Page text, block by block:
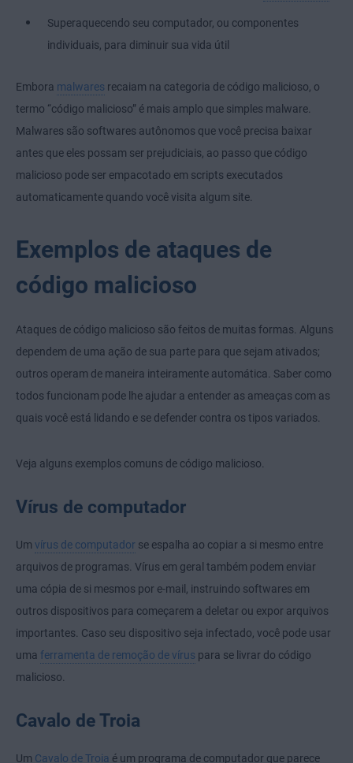
Superaquecendo seu computador, ou componentes
individuais, para diminuir sua vida útil
Embora malwares recaiam na categoria de código malicioso, o
termo “código malicioso” é mais amplo que simples malware.
Malwares são softwares autônomos que você precisa baixar
antes que eles possam ser prejudiciais, ao passo que código
malicioso pode ser empacotado em scripts executados
automaticamente quando você visita algum site.
Exemplos de ataques de
código malicioso
Ataques de código malicioso são feitos de muitas formas. Alguns
dependem de uma ação de sua parte para que sejam ativados;
outros operam de maneira inteiramente automática. Saber como
todos funcionam pode lhe ajudar a entender as ameaças com as
quais você está lidando e se defender contra os tipos variados.
Veja alguns exemplos comuns de código malicioso.
Vírus de computador
Um vírus de computador se espalha ao copiar a si mesmo entre
arquivos de programas. Vírus em geral também podem enviar
uma cópia de si mesmos por e-mail, instruindo softwares em
outros dispositivos para começarem a deletar ou expor arquivos
importantes. Caso seu dispositivo seja infectado, você pode usar
uma ferramenta de remoção de vírus para se livrar do código
malicioso.
Cavalo de Troia
Um Cavalo de Troia é um programa de computador que parece